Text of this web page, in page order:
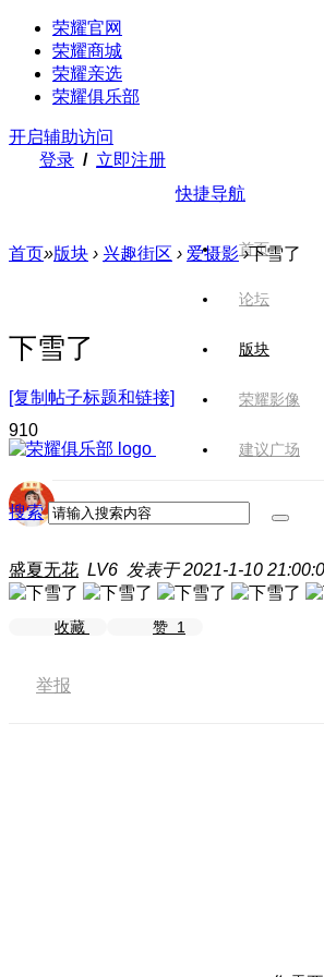
荣耀官网
荣耀商城
荣耀亲选
荣耀俱乐部
开启辅助访问
登录 / 立即注册
快捷导航
首页
论坛
版块
荣耀影像
建议广场
搜索
首页»版块 › 兴趣街区 › 爱摄影 ›下雪了
下雪了
[复制帖子标题和链接]
910
盛夏无花 LV6 发表于 2021-1-10
收藏 赞 1
举报